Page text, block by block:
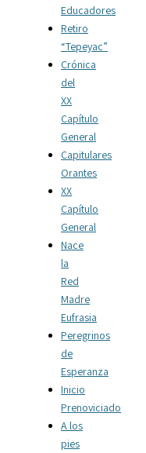
Educadores
Retiro
“Tepeyac”
Crónica
del
XX
Capítulo
General
Capitulares
Orantes
XX
Capítulo
General
Nace
la
Red
Madre
Eufrasia
Peregrinos
de
Esperanza
Inicio
Prenoviciado
A los
pies